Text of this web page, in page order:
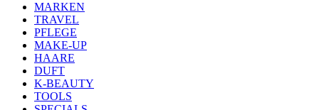
MARKEN
TRAVEL
PFLEGE
MAKE-UP
HAARE
DUFT
K-BEAUTY
TOOLS